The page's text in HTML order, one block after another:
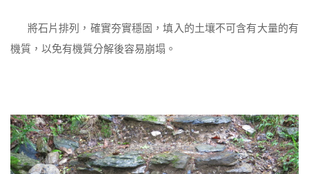
將石片排列，確實夯實穩固，填入的土壤不可含有大量的有
機質，以免有機質分解後容易崩塌。